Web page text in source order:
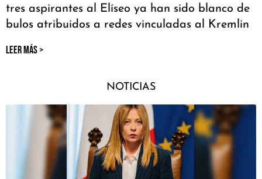
tres aspirantes al Elíseo ya han sido blanco de
bulos atribuidos a redes vinculadas al Kremlin
LEER MÁS >
NOTICIAS